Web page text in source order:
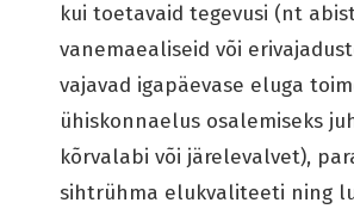
kui toetavaid tegevusi (nt
vanemaealiseid või
vajavad igapäevase eluga
ühiskonnaelus osalemiseks
kõrvalabi või järelevalvet),
sihtrühma elukvaliteeti ning